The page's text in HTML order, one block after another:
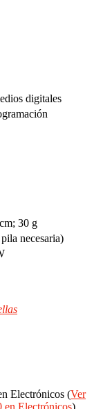
digitales
30 g
necesaria)
Electrónicos (Ver